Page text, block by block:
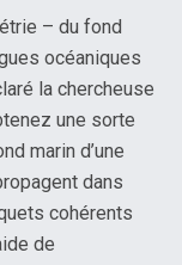
– du fond
océaniques
la chercheuse
une sorte
marin d’une
dans
cohérents
de